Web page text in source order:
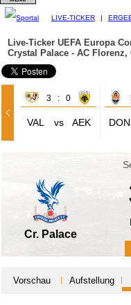
LIVE-TICKER |
Live-Ticker UEFA Europa
Crystal Palace - AC Florenz,
3 : 0
VAL vs AEK DON
Cr. Palace
Vorschau Aufstellung